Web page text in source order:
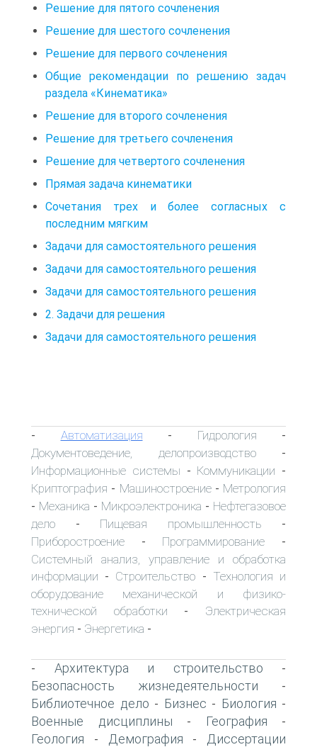
Решение для пятого сочленения
Решение для шестого сочленения
Решение для первого сочленения
Общие рекомендации по решению задач
раздела «Кинематика»
Решение для второго сочленения
Решение для третьего сочленения
Решение для четвертого сочленения
Прямая задача кинематики
Сочетания трех и более согласных с
последним мягким
Задачи для самостоятельного решения
Задачи для самостоятельного решения
Задачи для самостоятельного решения
2. Задачи для решения
Задачи для самостоятельного решения
- Автоматизация - Гидрология -
Документоведение, делопроизводство-
Информационные системы - Коммуникации -
Криптография - Машиностроение- Метрология
- Механика - Микроэлектроника - Нефтегазовое
дело - Пищевая промышленность -
Приборостроение - Программирование -
Системный анализ, управление и обработка
информации - Строительство - Технология и
оборудование механической и физико-
технической обработки - Электрическая
энергия - Энергетика -
- Архитектура и строительство -
Безопасность жизнедеятельности -
Библиотечное дело - Бизнес - Биология -
Военные дисциплины - География -
Геология - Демография -
Диссертации